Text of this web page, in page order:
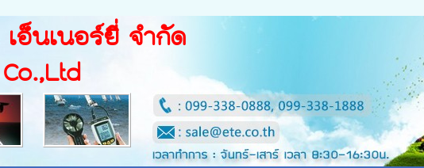
อ็นเนอร์ยี่ จำกัด